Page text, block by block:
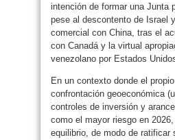
intención de formar una Junta
pese al descontento de Israel
comercial con China, tras el
con Canadá y la virtual
venezolano por Estados
En un contexto donde el
confrontación geoeconómica
controles de inversión y
como el mayor riesgo en
equilibrio, de modo de ratificar